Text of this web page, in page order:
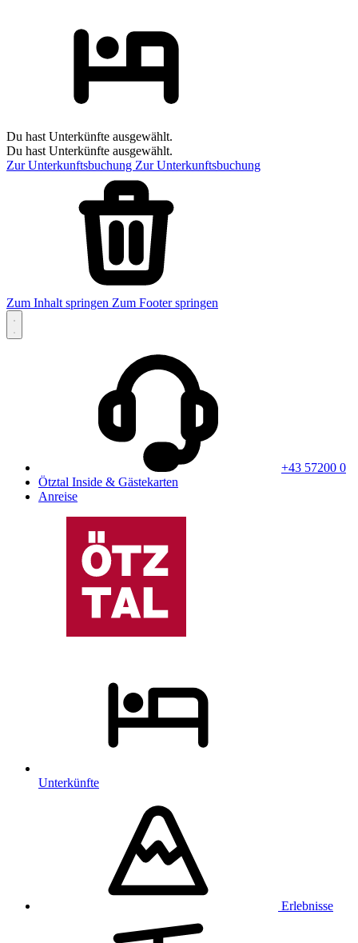
Du hast Unterkünfte ausgewählt.
Du hast Unterkünfte ausgewählt.
Zur Unterkunftsbuchung Zur Unterkunftsbuchung
Zum Inhalt springen Zum Footer springen
+43 57200 0
Ötztal Inside & Gästekarten
Anreise
Unterkünfte
Erlebnisse